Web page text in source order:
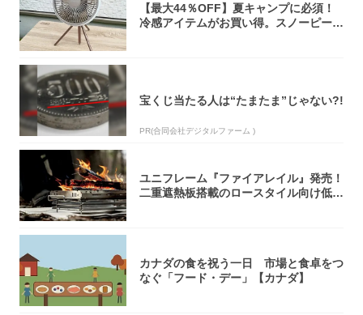
【最大44％OFF】夏キャンプに必須！
冷感アイテムがお買い得。スノーピー
宝くじ当たる人は“たまたま”じゃない?!
PR(合同会社デジタルファーム )
ユニフレーム『ファイアレイル』発売！
二重遮熱板搭載のロースタイル向け低型
カナダの食を祝う一日 市場と食卓をつ
なぐ「フード・デー」【カナダ】